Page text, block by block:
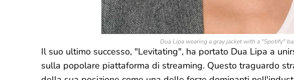
Dua Lipa wearing a gray jacket with a "Spotify"
Il suo ultimo successo, "Levitating", ha portato Dua Lipa a
sulla popolare piattaforma di streaming. Questo traguardo